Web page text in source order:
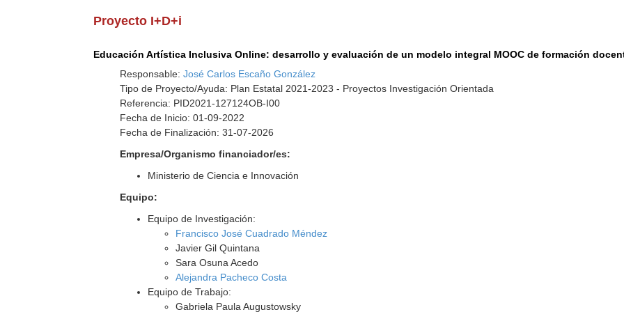
Proyecto I+D+i
Educación Artística Inclusiva Online: desarrollo y evaluación de un modelo integral MOOC de formación
Responsable:José Carlos Escaño González
Tipo de Proyecto/Ayuda: Plan Estatal 2021-2023 - Proyectos Investigación Orientada
Referencia: PID2021-127124OB-I00
Fecha de Inicio: 01-09-2022
Fecha de Finalización: 31-07-2026
Empresa/Organismo financiador/es:
Ministerio de Ciencia e Innovación
Equipo:
Equipo de Investigación:
Francisco José Cuadrado Méndez
Javier Gil Quintana
Sara Osuna Acedo
Alejandra Pacheco Costa
Equipo de Trabajo:
Gabriela Paula Augustowsky